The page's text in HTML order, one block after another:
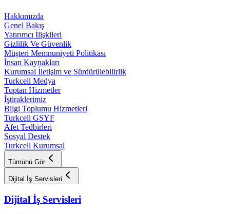
Hakkımızda
Genel Bakış
Yatırımcı İlişkileri
Gizlilik Ve Güvenlik
Müşteri Memnuniyeti Politikası
İnsan Kaynakları
Kurumsal İletişim ve Sürdürülebilirlik
Turkcell Medya
Toptan Hizmetler
İştiraklerimiz
Bilgi Toplumu Hizmetleri
Turkcell GSYF
Afet Tedbirleri
Sosyal Destek
Turkcell Kurumsal
Tümünü Gör
Dijital İş Servisleri
Dijital İş Servisleri